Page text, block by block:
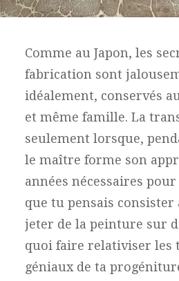
Comme au Japon, les
fabrication sont
idéalement, conservés
et même famille. La
seulement lorsque,
le maître forme son
années nécessaires
que tu pensais
jeter de la peinture sur
quoi faire relativiser les
géniaux de ta